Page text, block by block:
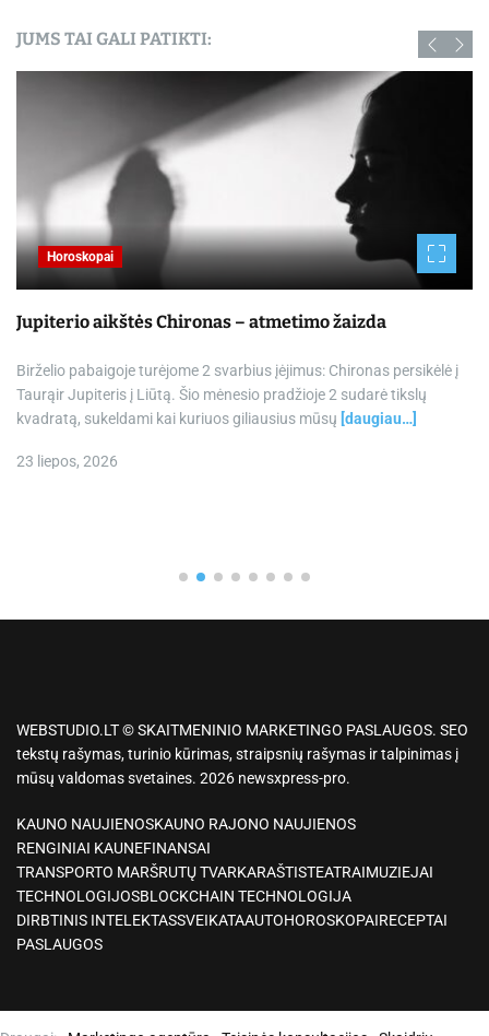
JUMS TAI GALI PATIKTI:
Horoskopai
Jupiterio aikštės Chironas – atmetimo žaizda
Birželio pabaigoje turėjome 2 svarbius įėjimus: Chironas persikėlė į
Taurąir Jupiteris į Liūtą. Šio mėnesio pradžioje 2 sudarė tikslų
kvadratą, sukeldami kai kuriuos giliausius mūsų [daugiau…]
23 liepos, 2026
WEBSTUDIO.LT © SKAITMENINIO MARKETINGO PASLAUGOS. SEO
tekstų rašymas, turinio kūrimas, straipsnių rašymas ir talpinimas į
mūsų valdomas svetaines. 2026 newsxpress-pro.
KAUNO NAUJIENOSKAUNO RAJONO NAUJIENOS
RENGINIAI KAUNEFINANSAI
TRANSPORTO MARŠRUTŲ TVARKARAŠTISTEATRAIMUZIEJAI
TECHNOLOGIJOSBLOCKCHAIN TECHNOLOGIJA
DIRBTINIS INTELEKTASSVEIKATAAUTOHOROSKOPAIRECEPTAI
PASLAUGOS